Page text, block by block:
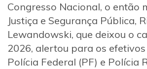
Congresso Nacional, o então
Justiça e Segurança Pública,
Lewandowski, que deixou o
2026, alertou para os
Polícia Federal (PF) e Polícia